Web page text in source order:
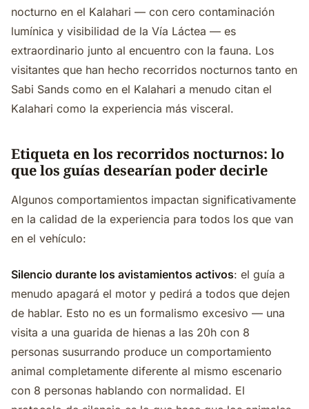
nocturno en el Kalahari — con cero contaminación
lumínica y visibilidad de la Vía Láctea — es
extraordinario junto al encuentro con la fauna. Los
visitantes que han hecho recorridos nocturnos tanto en
Sabi Sands como en el Kalahari a menudo citan el
Kalahari como la experiencia más visceral.
Etiqueta en los recorridos nocturnos: lo
que los guías desearían poder decirle
Algunos comportamientos impactan significativamente
en la calidad de la experiencia para todos los que van
en el vehículo:
Silencio durante los avistamientos activos: el guía a
menudo apagará el motor y pedirá a todos que dejen
de hablar. Esto no es un formalismo excesivo — una
visita a una guarida de hienas a las 20h con 8
personas susurrando produce un comportamiento
animal completamente diferente al mismo escenario
con 8 personas hablando con normalidad. El